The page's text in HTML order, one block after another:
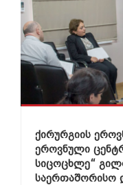
ქირურგიის
ეროვნული
სიცოცხლე“
საერთაშორისო